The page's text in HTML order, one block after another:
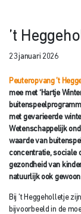
’t
23 januari 2026
Peuteropvang ’t
mee met ‘Hartje
met gevarieerde
Wetenschappelijk
waarde van
concentratie, sociale
gezondheid van
natuurlijk ook
Bij ’t Heggeholletje
bijvoorbeeld in de